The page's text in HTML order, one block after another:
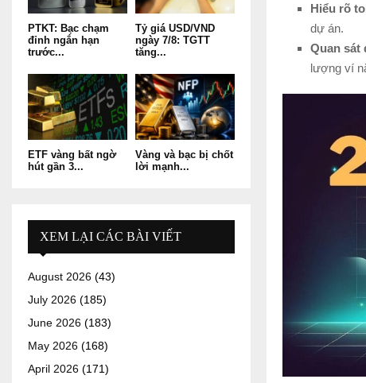
Hiểu rõ
dự án.
Quan sát
lượng ví
PTKT: Bạc chạm
đỉnh ngắn hạn
trước...
Tỷ giá USD/VND
ngày 7/8: TGTT
tăng...
ETF vàng bất ngờ
hút gần 3...
Vàng và bạc bị chốt
lời mạnh...
XEM LẠI CÁC BÀI VIẾT
August 2026 (43)
July 2026 (185)
June 2026 (183)
May 2026 (168)
April 2026 (171)